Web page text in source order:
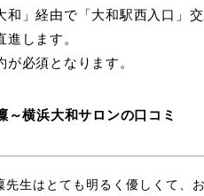
和」経由で「大和駅西入口」
します。
必須となります。
～横浜大和サロンの口コミ
先生はとても明るく優しくて、